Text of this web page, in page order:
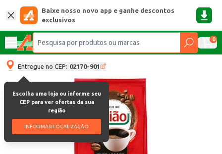
Baixe nosso novo app e ganhe descontos
exclusivos
0
Entregue no CEP: 02170-901
Escolha uma loja ou informe seu
CEP para ver ofertas da sua
região
INFORMAR LOCALIZAÇÃO